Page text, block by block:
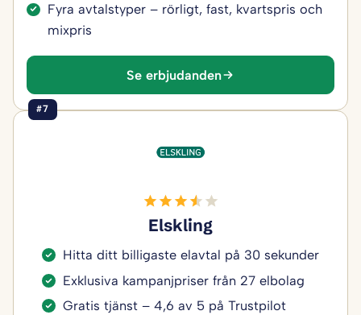
Fyra avtalstyper – rörligt, fast, kvartspris och
mixpris
Se erbjudanden
#7
Elskling
Hitta ditt billigaste elavtal på 30 sekunder
Exklusiva kampanjpriser från 27 elbolag
Gratis tjänst – 4,6 av 5 på Trustpilot